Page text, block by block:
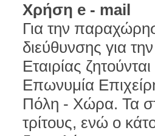
Χρήση e - mail
Για την
διεύθυνσης για
Εταιρίας
Επωνυμία
Πόλη - Χώρα. Τα
τρίτους, ενώ ο